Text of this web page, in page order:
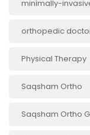
minimally-
orthopedic
Physical Therapy
Saqsham Ortho
Saqsham Ortho